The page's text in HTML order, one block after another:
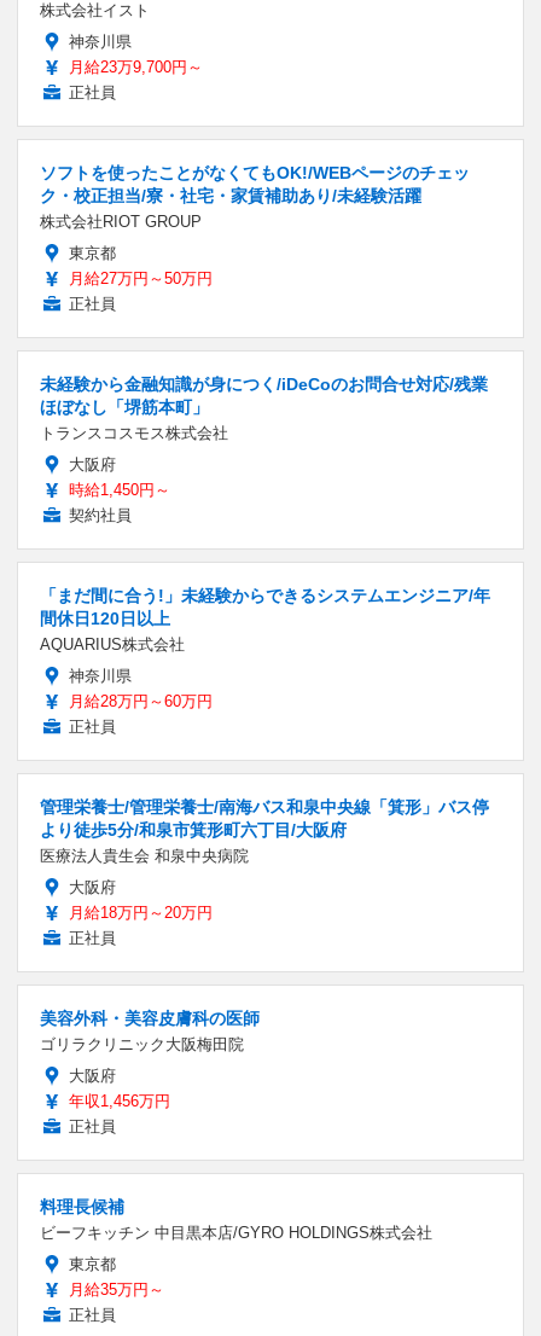
株式会社イスト
神奈川県
月給23万9,700円～
正社員
ソフトを使ったことがなくてもOK!/WEBページのチェッ
ク・校正担当/寮・社宅・家賃補助あり/未経験活躍
株式会社RIOT GROUP
東京都
月給27万円～50万円
正社員
未経験から金融知識が身につく/iDeCoのお問合せ対応/残業
ほぼなし「堺筋本町」
トランスコスモス株式会社
大阪府
時給1,450円～
契約社員
「まだ間に合う!」未経験からできるシステムエンジニア/年
間休日120日以上
AQUARIUS株式会社
神奈川県
月給28万円～60万円
正社員
管理栄養士/管理栄養士/南海バス和泉中央線「箕形」バス停
より徒歩5分/和泉市箕形町六丁目/大阪府
医療法人貴生会 和泉中央病院
大阪府
月給18万円～20万円
正社員
美容外科・美容皮膚科の医師
ゴリラクリニック大阪梅田院
大阪府
年収1,456万円
正社員
料理長候補
ビーフキッチン 中目黒本店/GYRO HOLDINGS株式会社
東京都
月給35万円～
正社員